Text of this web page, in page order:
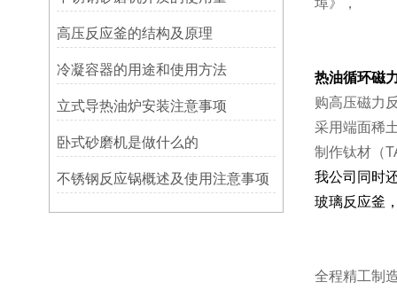
高压反应釜的结构及原理
冷凝容器的用途和使用方法
立式导热油炉安装注意事项
卧式砂磨机是做什么的
不锈钢反应锅概述及使用注意事项
埠》，
热油循环磁
购高压磁力
采用端面稀
制作钛材（
我公司同时
玻璃反应釜
全程精工制